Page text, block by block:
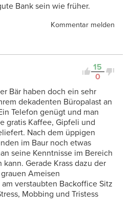
Bank sein wie früher.
Kommentar melden
15
0
Bär haben doch ein sehr
dekadenten Büropalast an
Telefon genügt und man
gratis Kaffee, Gipfeli und
Nach dem üppigen
im Baur noch etwas
seine Kenntnisse im Bereich
kann. Gerade Krass dazu der
Ameisen
verstaubten Backoffice Sitz
Mobbing und Tristess